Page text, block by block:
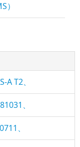
）
A T2、
、
、